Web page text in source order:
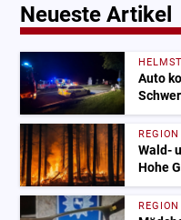
Neueste Artikel
Auto
REGION
Wald-
Hohe
REGION